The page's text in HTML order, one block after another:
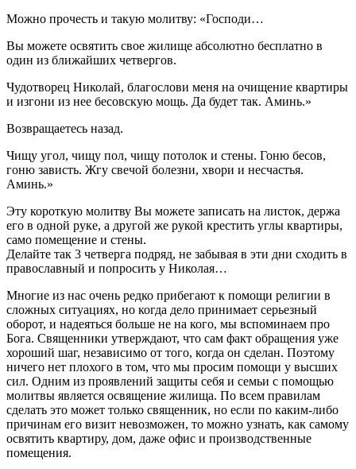
Можно прочесть и такую молитву: «Господи…
Вы можете освятить свое жилище абсолютно бесплатно в
один из ближайших четвергов.
Чудотворец Николай, благослови меня на очищение квартиры
и изгони из нее бесовскую мощь. Да будет так. Аминь.»
Возвращаетесь назад.
Чищу угол, чищу пол, чищу потолок и стены. Гоню бесов,
гоню зависть. Жгу свечой болезни, хвори и несчастья.
Аминь.»
Эту короткую молитву Вы можете записать на листок, держа
его в одной руке, а другой же рукой крестить углы квартиры,
само помещение и стены.
Делайте так 3 четверга подряд, не забывая в эти дни сходить в
православный и попросить у Николая…
Многие из нас очень редко прибегают к помощи религии в
сложных ситуациях, но когда дело принимает серьезный
оборот, и надеяться больше не на кого, мы вспоминаем про
Бога. Священники утверждают, что сам факт обращения уже
хороший шаг, независимо от того, когда он сделан. Поэтому
ничего нет плохого в том, что мы просим помощи у высших
сил. Одним из проявлений защиты себя и семьи с помощью
молитвы является освящение жилища. По всем правилам
сделать это может только священник, но если по каким-либо
причинам его визит невозможен, то можно узнать, как самому
освятить квартиру, дом, даже офис и производственные
помещения.